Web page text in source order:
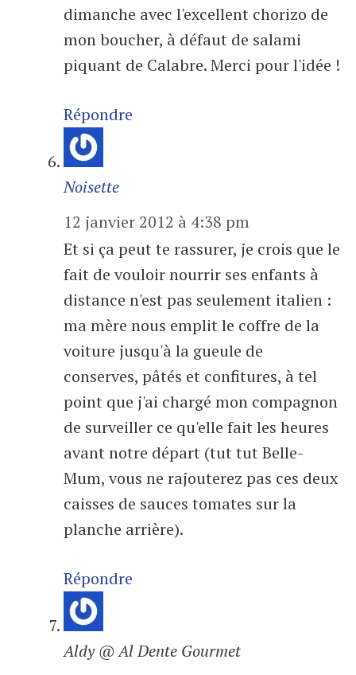
dimanche avec l'excellent chorizo de
mon boucher, à défaut de salami
piquant de Calabre. Merci pour l'idée !
Répondre
Noisette
12 janvier 2012 à 4:38 pm
Et si ça peut te rassurer, je crois que le
fait de vouloir nourrir ses enfants à
distance n'est pas seulement italien :
ma mère nous emplit le coffre de la
voiture jusqu'à la gueule de
conserves, pâtés et confitures, à tel
point que j'ai chargé mon compagnon
de surveiller ce qu'elle fait les heures
avant notre départ (tut tut Belle-
Mum, vous ne rajouterez pas ces deux
caisses de sauces tomates sur la
planche arrière).
Répondre
Aldy @ Al Dente Gourmet